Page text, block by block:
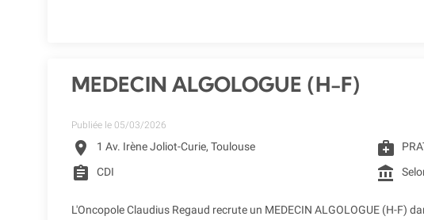
MEDECIN ALGOLOGUE (H-F)
Publiée le 05/03/2026
location_on 1 Av. Irène Joliot-Curie, Toulouse medical_services
assignment CDI account_balance
L'Oncopole Claudius Regaud recrute un MEDECIN ALGOLOGUE (H-F)